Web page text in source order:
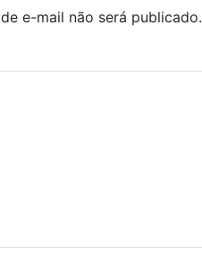
e-mail não será publicado.